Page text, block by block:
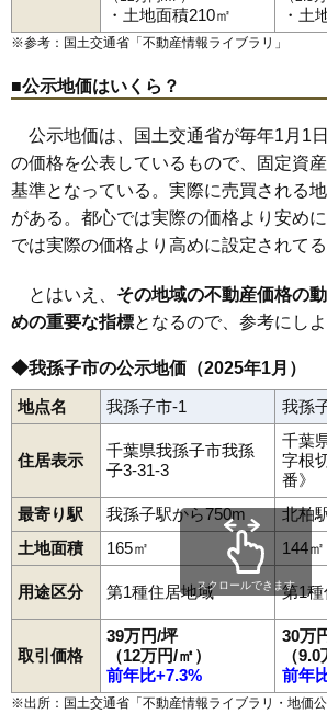
・土地面積210㎡ ・土
※参考：国土交通省「不動産情報ライブラリ 」
■公示地価はいくら？
公示地価は、国土交通省が毎年1月1
の価格を公表しているもので、固定資
基準となっている。実際に売買される
がある。都心では実際の価格より安め
では実際の価格より高めに設定されてる
とはいえ、 その地域の不動産価格の
めの重要な指標となるので、参考にしよ
◆我孫子市の公示地価（2025年1月）
地点名 我孫子市-1 我孫
住居表示
千葉県我孫子市我孫
子3-31-3
千葉
字根
番》
最寄り駅 我孫子駅から750m 北柏
土地面積
165㎡ 144㎡
用途区分 第1種住居地域 第1
取引価格
39万円/坪
（12万円/㎡）
前年比+7.3%
30万
（
前年
スクロールできます
※出所：国土交通省「不動産情報ライブラリ・地価
久寺家高野山寿湖北台 下ケ戸柴
つくし野天王台中里中峠 並木
日秀布佐布佐平和台布施船戸古戸 本町
天王台駅東我孫子駅 新木